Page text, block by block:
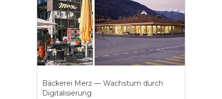
Bäckerei Merz — Wachstum durch
Digitalisierung